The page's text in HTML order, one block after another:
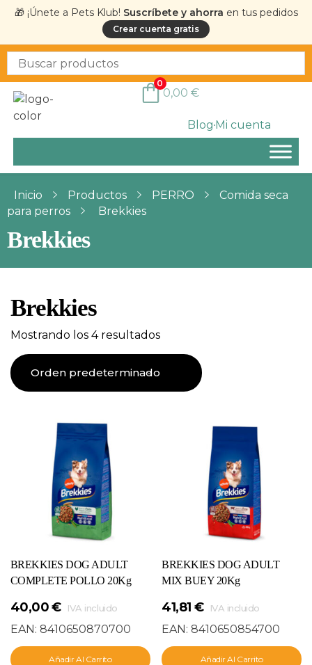
🎁 ¡Únete a Pets Klub! Suscríbete y ahorra en tus pedidos
Crear cuenta gratis
BlogMi cuenta
0
0,00 €
Inicio Productos PERRO
Comida seca
para perros
Brekkies
Brekkies
Brekkies
Mostrando los 4 resultados
BREKKIES DOG ADULT
COMPLETE POLLO 20Kg
40,00€ IVA incluido
EAN: 8410650870700
Añadir Al Carrito
BREKKIES DOG ADULT
MIX BUEY 20Kg
41,81 € IVA incluido
EAN:8410650854700
Añadir Al Carrito